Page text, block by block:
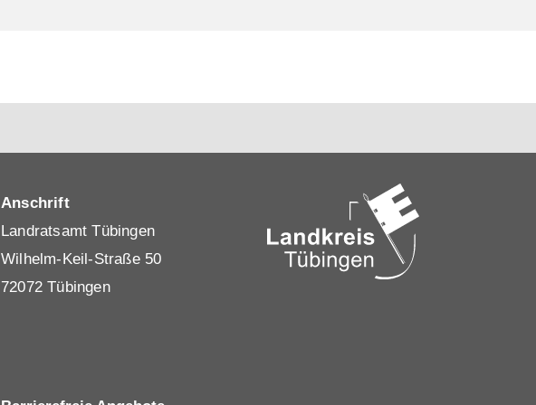
Anschrift
Landratsamt Tübingen
Wilhelm-Keil-Straße 50
72072 Tübingen